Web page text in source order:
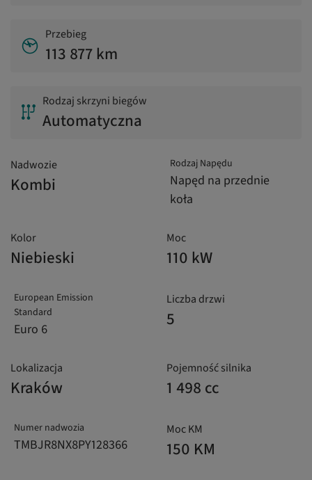
Przebieg
113 877 km
Rodzaj skrzyni biegów
Automatyczna
Nadwozie
Kombi
Rodzaj Napędu
Napęd na przednie
koła
Kolor
Niebieski
Moc
110 kW
European Emission
Standard
Euro 6
Liczba drzwi
5
Lokalizacja
Kraków
Pojemność silnika
1 498 cc
Numer nadwozia
TMBJR8NX8PY128366
Moc KM
150 KM